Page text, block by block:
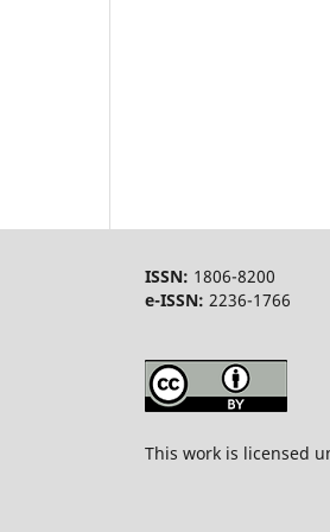
ISSN: 1806-8200
e-ISSN: 2236-1766
This work is licensed